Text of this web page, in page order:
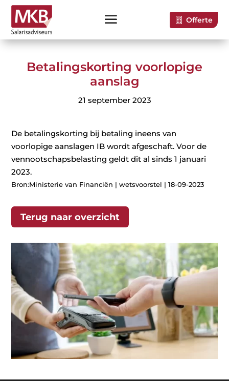
Offerte
Betalingskorting voorlopige
aanslag
21 september 2023
De betalingskorting bij betaling ineens van
voorlopige aanslagen IB wordt afgeschaft. Voor de
vennootschapsbelasting geldt dit al sinds 1 januari
2023.
Bron:Ministerie van Financiën | wetsvoorstel | 18-09-2023
Terug naar overzicht